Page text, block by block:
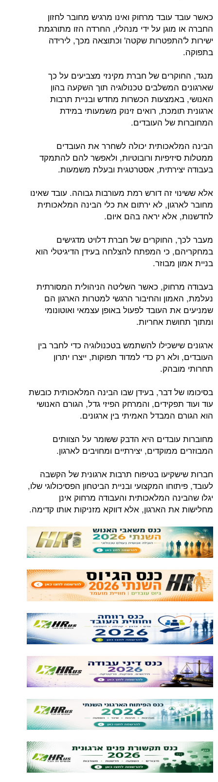
כאשר עובד עובד מרחוק ואינו מרגיש מחובר לחזון
החברה או מוגן על ידי מנהליו, החרדה הזו מתורגמת
ישירות ל'התפטרות שקטה' וכתוצאה מכך, לירידה
בתפוקה.
מנגד, החוקרים של חברת מקינזי מצביעים על כך
שארגונים המשלבים טכנולוגיה תוך השקעה בהון
האנושי, באמצעות הכשרות מחדש ובניית תרבות
ארגונית תומכת, רואים זינוק משמעותי במידת
המחוברות של העובדים.
הבינה המלאכותית יכולה לשחרר את העובדים
ממטלות סיזיפיות ורובוטיות, ולאפשר להם להתמקד
בעבודה יצירתית, אסטרטגית ובעלת משמעות.
אלא ששינוי זה דורש רמת מעורבות גבוהה. עובד שאינו
מחובר לארגון, לא ירתום את כלי הבינה המלאכותית
לחדשנות, אלא יראה בהם איום.
מעבר לכך, החוקרים של חברת דלויט מדגישים
במחקריהם, כי המפתח להצלחה בעידן הדיגיטלי הוא
בניית אמון מבוזר.
בעבודה מרחוק, כאשר השליטה הניהולית המסורתית
נעלמת, האמון והחיבור הרגשי למטרות הארגון הם
שמניעים את העובד לפעול באופן עצמאי ואוטונומי
ומתוך תחושת אחריות.
ארגונים שישכילו להשתמש בטכנולוגיה כדי לחבר בין
העובדים, ולא רק כדי למדוד תפוקות, ייצרו יתרון
תחרותי מובהק.
בסיכומו של דבר, בעידן שבו הבינה המלאכותית כובשת
עוד ועוד תפקידים, והמרחק הפיזי גדל, הגורם האנושי
הוא הגורם המבדל האמיתי בין ארגונים.
מחוברות עובדים היא הדבק ששומר על הצוותים
המבוזרים ממוקדים, יצירתיים ומחויבים לארגון.
חברות שישקיעו בטיפוח תרבות ארגונית של הקשבה
לעובד, פיתוחו המקצועי ובניית הביטחון הפסיכולוגי שלו,
יגלו שהבינה המלאכותית והעבודה מרחוק אינן
מחלישות את הארגון, אלא דווקא מזניקות אותו קדימה.